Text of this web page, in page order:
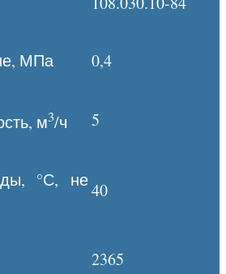
МПа 0,4
м3/ч 5
°С, не40
2365